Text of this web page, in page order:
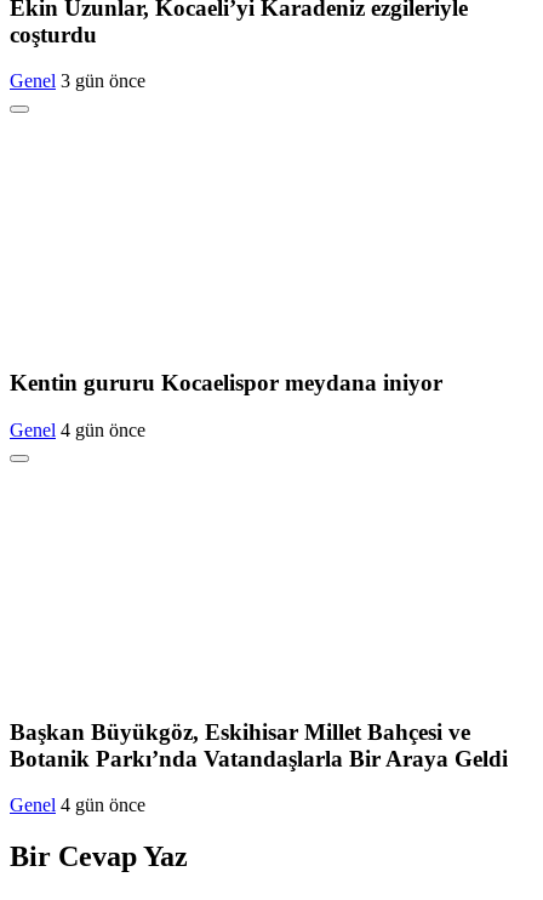
Ekin Uzunlar, Kocaeli’yi Karadeniz ezgileriyle
coşturdu
Genel 3 gün önce
Kentin gururu Kocaelispor meydana iniyor
Genel 4 gün önce
Başkan Büyükgöz, Eskihisar Millet Bahçesi ve
Botanik Parkı’nda Vatandaşlarla Bir Araya Geldi
Genel 4 gün önce
Bir Cevap Yaz